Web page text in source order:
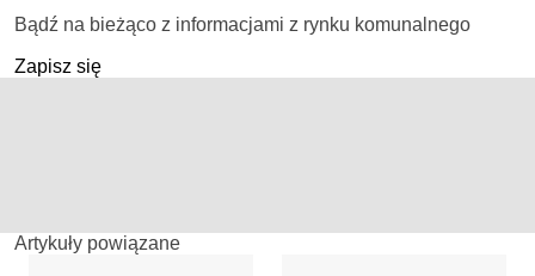
Bądź na bieżąco z informacjami z rynku komunalnego
Zapisz się
Artykuły powiązane